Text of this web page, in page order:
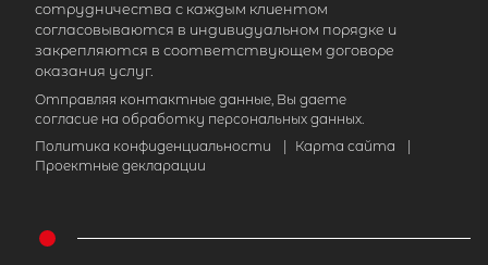
сотрудничества с каждым клиентом
согласовываются в индивидуальном порядке и
закрепляются в соответствующем договоре
оказания услуг.
Отправляя контактные данные, Вы даете
согласие на обработку персональных данных.
Политика конфиденциальности
Карта сайта
Проектные декларации